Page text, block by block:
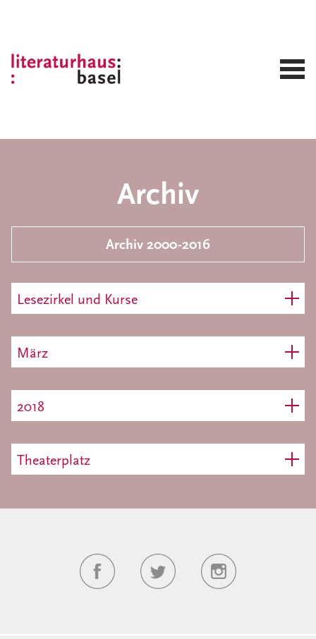
Archiv
Archiv 2000-2016
Lesezirkel und Kurse
März
2018
Theaterplatz